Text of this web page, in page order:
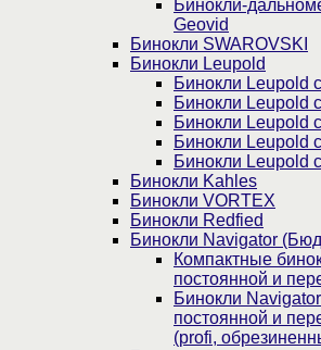
Бинокли-
Geovid
Бинокли SWAROVSKI
Бинокли Leupold
Бинокли Leupold
Бинокли Leupold
Бинокли Leupold
Бинокли Leupold
Бинокли Leupold
Бинокли Kahles
Бинокли VORTEX
Бинокли Redfied
Бинокли Navigator
Компактные
постоянной и
Бинокли
постоянной и
(profi,